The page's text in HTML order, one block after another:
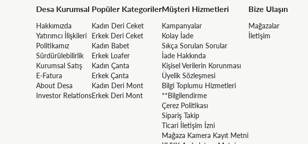
Desa Kurumsal
Hakkımızda
Yatırımcı İlişkileri
Politikamız
Sürdürülebilirlik
Kurumsal Satış
E-Fatura
About Desa
Investor Relations
Popüler Kategoriler
Kadın Deri Ceket
Erkek Deri Ceket
Kadın Babet
Erkek Loafer
Kadın Çanta
Erkek Çanta
Kadın Deri Mont
Erkek Deri Mont
Müşteri Hizmetleri
Kampanyalar
Kolay İade
Sıkça Sorulan Sorular
İade Hakkında
Kişisel Verilerin Korunması
Üyelik Sözleşmesi
Bilgi Toplumu Hizmetleri
**Bilgilendirme
Çerez Politikası
Sipariş Takip
Ticari İletişim İzni
Mağaza Kamera Kayıt Metni
Bize Ulaşın
Mağazalar
İletişim